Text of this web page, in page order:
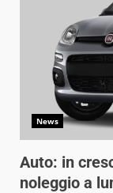
News
Auto: in
noleggio a